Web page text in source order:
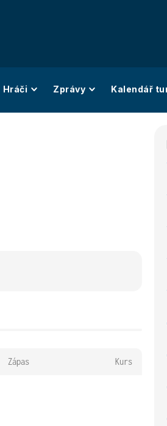
Hráči Zprávy Kalendář
Zápas Kurs